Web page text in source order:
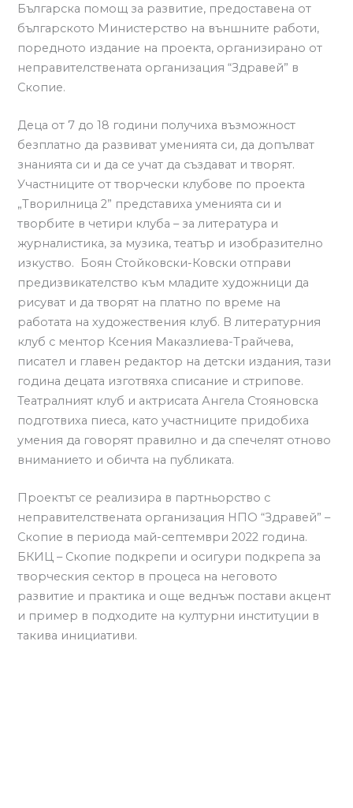
Българска помощ за развитие, предоставенa от
българското Министерство на външните работи,
поредното издание на проекта, организирано от
неправителствената организация “Здравей” в
Скопие.
Деца от 7 до 18 години получиха възможност
безплатно да развиват уменията си, да допълват
знанията си и да се учат да създават и творят.
Участниците от творчески клубове по проекта
„Творилница 2” представиха уменията си и
творбите в четири клуба – за литература и
журналистика, за музика, театър и изобразително
изкуство. Боян Стойковски-Ковски отправи
предизвикателство към младите художници да
рисуват и да творят на платно по време на
работата на художествения клуб. В литературния
клуб с ментор Ксения Маказлиева-Трайчева,
писател и главен редактор на детски издания, тази
година децата изготвяха списание и стрипове.
Театралният клуб и актрисата Ангела Стояновска
подготвиха пиеса, като участниците придобиха
умения да говорят правилно и да спечелят отново
вниманието и обичта на публиката.
Проектът се реализира в партньорство с
неправителствената организация НПО “Здравей” –
Скопие в периода май-септември 2022 година.
БКИЦ – Скопие подкрепи и осигури подкрепа за
творческия сектор в процеса на неговото
развитие и практика и още веднъж постави акцент
и пример в подходите на културни институции в
такива инициативи.